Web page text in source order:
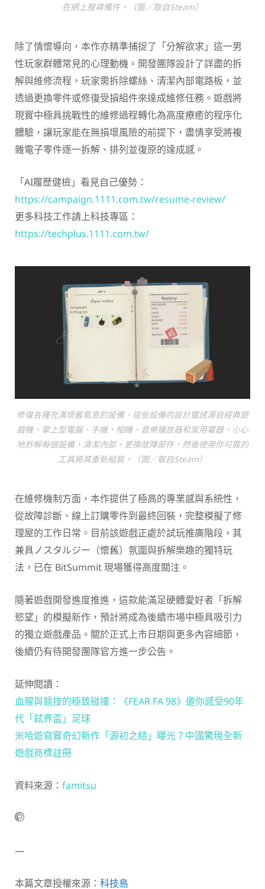
在網上搜尋備件。（圖／取自Steam）
除了情懷導向，本作亦精準捕捉了「分解欲求」這一男
性玩家群體常見的心理動機。開發團隊設計了詳盡的拆
解與維修流程，玩家需拆除螺絲、清潔內部電路板，並
透過更換零件或修復受損組件來達成維修任務。遊戲將
現實中極具挑戰性的維修過程轉化為高度療癒的程序化
體驗，讓玩家能在無損壞風險的前提下，盡情享受將複
雜電子零件逐一拆解、排列並復原的達成感。
「AI履歷健檢」看見自己優勢：
https://campaign.1111.com.tw/resume-review/
更多科技工作請上科技專區：
https://techplus.1111.com.tw/
修復各種充滿懷舊氣息的設備，這些設備的設計靈感源自經典遊
戲機、掌上型電腦、手機、相機、音樂播放器和家用電器。小心
地拆解每個設備，清潔內部，更換故障部件，然後使用你可靠的
工具將其重新組裝。（圖／取自Steam）
在維修機制方面，本作提供了極高的專業感與系統性，
從故障診斷、線上訂購零件到最終回裝，完整模擬了修
理屋的工作日常。目前該遊戲正處於試玩推廣階段，其
兼具ノスタルジー（懷舊）氛圍與拆解樂趣的獨特玩
法，已在 BitSummit 現場獲得高度關注。
隨著遊戲開發進度推進，這款能滿足硬體愛好者「拆解
慾望」的模擬新作，預計將成為後續市場中極具吸引力
的獨立遊戲產品。關於正式上市日期與更多內容細節，
後續仍有待開發團隊官方進一步公告。
延伸閱讀：
血腥與競技的極致碰撞：《FEAR FA 98》邀你感受90年
代「弒界盃」足球
米哈遊寫實奇幻新作「源初之結」曝光？中國驚現全新
遊戲商標註冊
資料來源： famitsu
—
本篇文章授權來源： 科技島